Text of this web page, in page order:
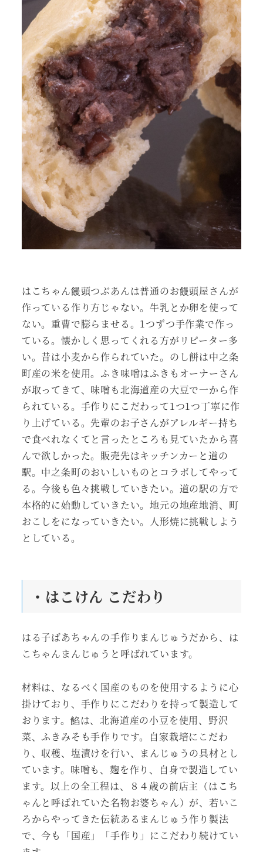
はこちゃん饅頭つぶあんは普通のお饅頭屋さんが
作っている作り方じゃない。牛乳とか卵を使って
ない。重曹で膨らませる。1つずつ手作業で作っ
ている。懐かしく思ってくれる方がリピーター多
い。昔は小麦から作られていた。のし餅は中之条
町産の米を使用。ふき味噌はふきもオーナーさん
が取ってきて、味噌も北海道産の大豆で一から作
られている。手作りにこだわって1つ1つ丁寧に作
り上げている。先輩のお子さんがアレルギー持ち
で食べれなくてと言ったところも見ていたから喜
んで欲しかった。販売先はキッチンカーと道の
駅。中之条町のおいしいものとコラボしてやって
る。今後も色々挑戦していきたい。道の駅の方で
本格的に始動していきたい。地元の地産地消、町
おこしをになっていきたい。人形焼に挑戦しよう
としている。
・はこけん こだわり
はる子ばあちゃんの手作りまんじゅうだから、は
こちゃんまんじゅうと呼ばれています。
材料は、なるべく国産のものを使用するように心
掛けており、手作りにこだわりを持って製造して
おります。餡は、北海道産の小豆を使用、野沢
菜、ふきみそも手作りです。自家栽培にこだわ
り、収穫、塩漬けを行い、まんじゅうの具材とし
ています。味噌も、麹を作り、自身で製造してい
ます。以上の全工程は、８４歳の前店主（はこち
ゃんと呼ばれていた名物お婆ちゃん）が、若いこ
ろからやってきた伝統あるまんじゅう作り製法
で、今も「国産」「手作り」にこだわり続けてい